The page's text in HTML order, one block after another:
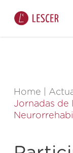
Home
Jornadas de